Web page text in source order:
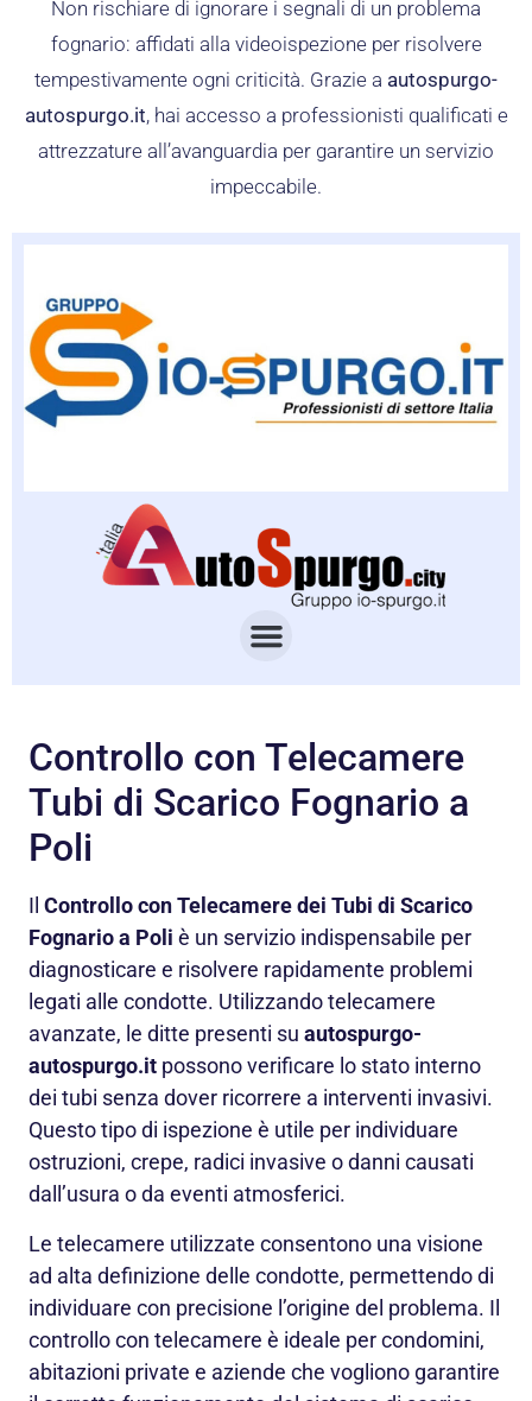
Non rischiare di ignorare i segnali di un problema
fognario: affidati alla videoispezione per risolvere
tempestivamente ogni criticità. Grazie a autospurgo-
autospurgo.it, hai accesso a professionisti qualificati e
attrezzature all’avanguardia per garantire un servizio
impeccabile.
Controllo con Telecamere
Tubi di Scarico Fognario a
Poli
Il Controllo con Telecamere dei Tubi di Scarico
Fognario a Poli è un servizio indispensabile per
diagnosticare e risolvere rapidamente problemi
legati alle condotte. Utilizzando telecamere
avanzate, le ditte presenti su autospurgo-
autospurgo.it possono verificare lo stato interno
dei tubi senza dover ricorrere a interventi invasivi.
Questo tipo di ispezione è utile per individuare
ostruzioni, crepe, radici invasive o danni causati
dall’usura o da eventi atmosferici.
Le telecamere utilizzate consentono una visione
ad alta definizione delle condotte, permettendo di
individuare con precisione l’origine del problema. Il
controllo con telecamere è ideale per condomini,
abitazioni private e aziende che vogliono garantire